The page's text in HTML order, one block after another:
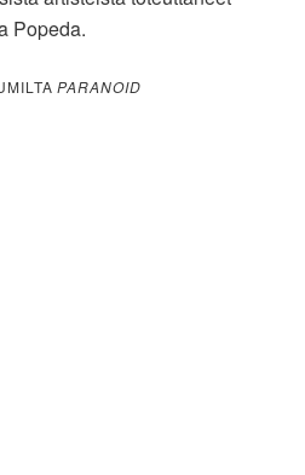
Popeda.
PARANOID